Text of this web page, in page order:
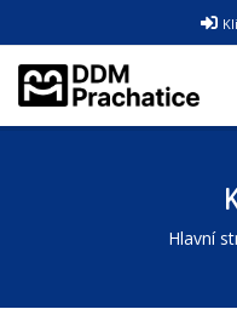
Hlavní